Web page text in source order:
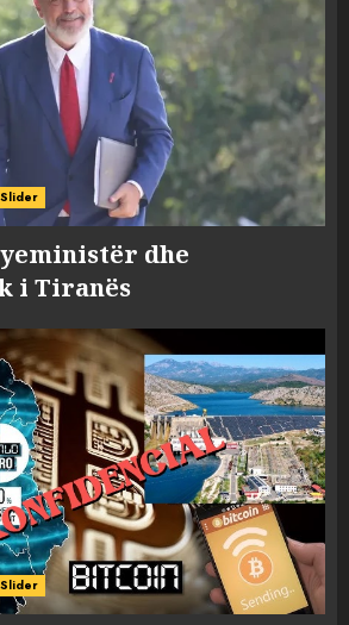
Slider
dhe
i Tiranës
Slider